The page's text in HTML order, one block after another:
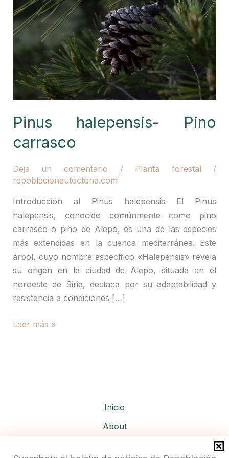
Pinus halepensis- Pino
carrasco
Deja un comentario / Planta forestal /
repoblacionautoctona.com
Introducción al Pinus halepensis El Pinus
halepensis, conocido comúnmente como pino
carrasco o pino de Alepo, es una de las especies
más extendidas en la cuenca mediterránea. Este
árbol, cuyo nombre específico «Halepensis» revela
su origen en la ciudad de Alepo, situada en el
noroeste de Siria, destaca por su adaptabilidad y
resistencia a condiciones […]
Pinus
Leer más »
Inicio
About